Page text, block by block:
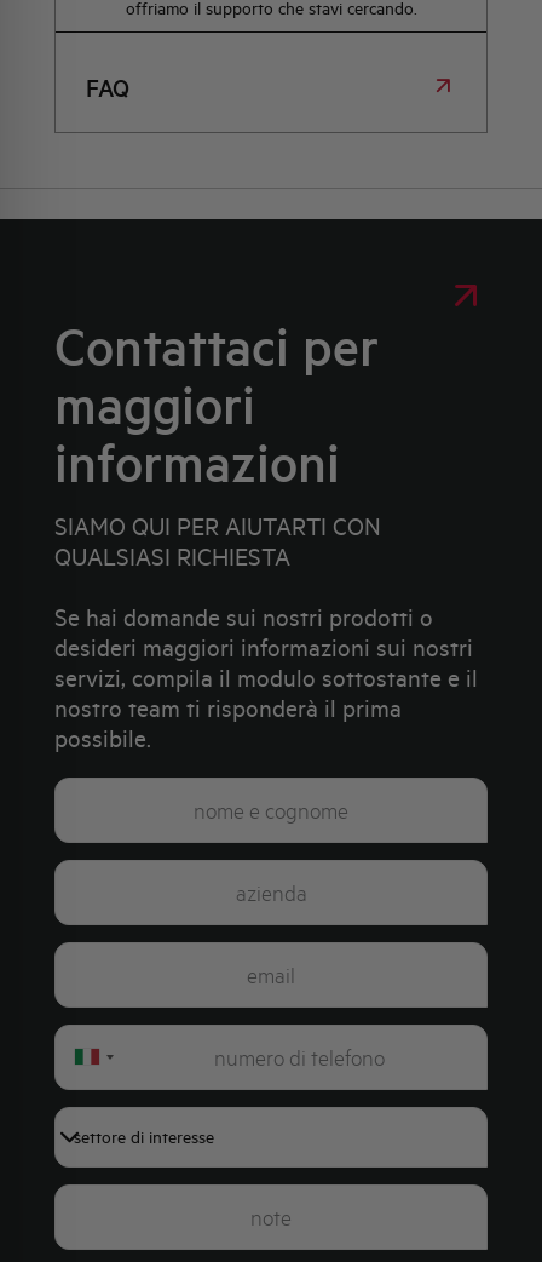
offriamo il supporto che stavi cercando.
FAQ
Contattaci per
maggiori
informazioni
SIAMO QUI PER AIUTARTI CON
QUALSIASI RICHIESTA
Se hai domande sui nostri prodotti o
desideri maggiori informazioni sui nostri
servizi, compila il modulo sottostante e il
nostro team ti risponderà il prima
possibile.
Italy